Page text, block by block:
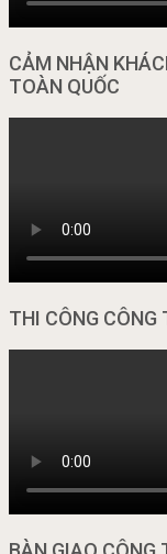
CẢM NHẬN
TOÀN QUỐC
THI CÔNG CÔNG